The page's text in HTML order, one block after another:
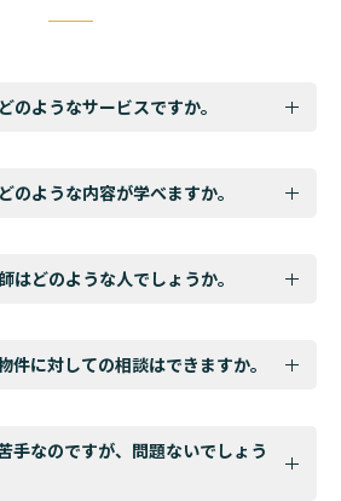
ようなサービスですか。
ような内容が学べますか。
どのような人でしょうか。
件に対しての相談はできますか。
手なのですが、問題ないでしょう